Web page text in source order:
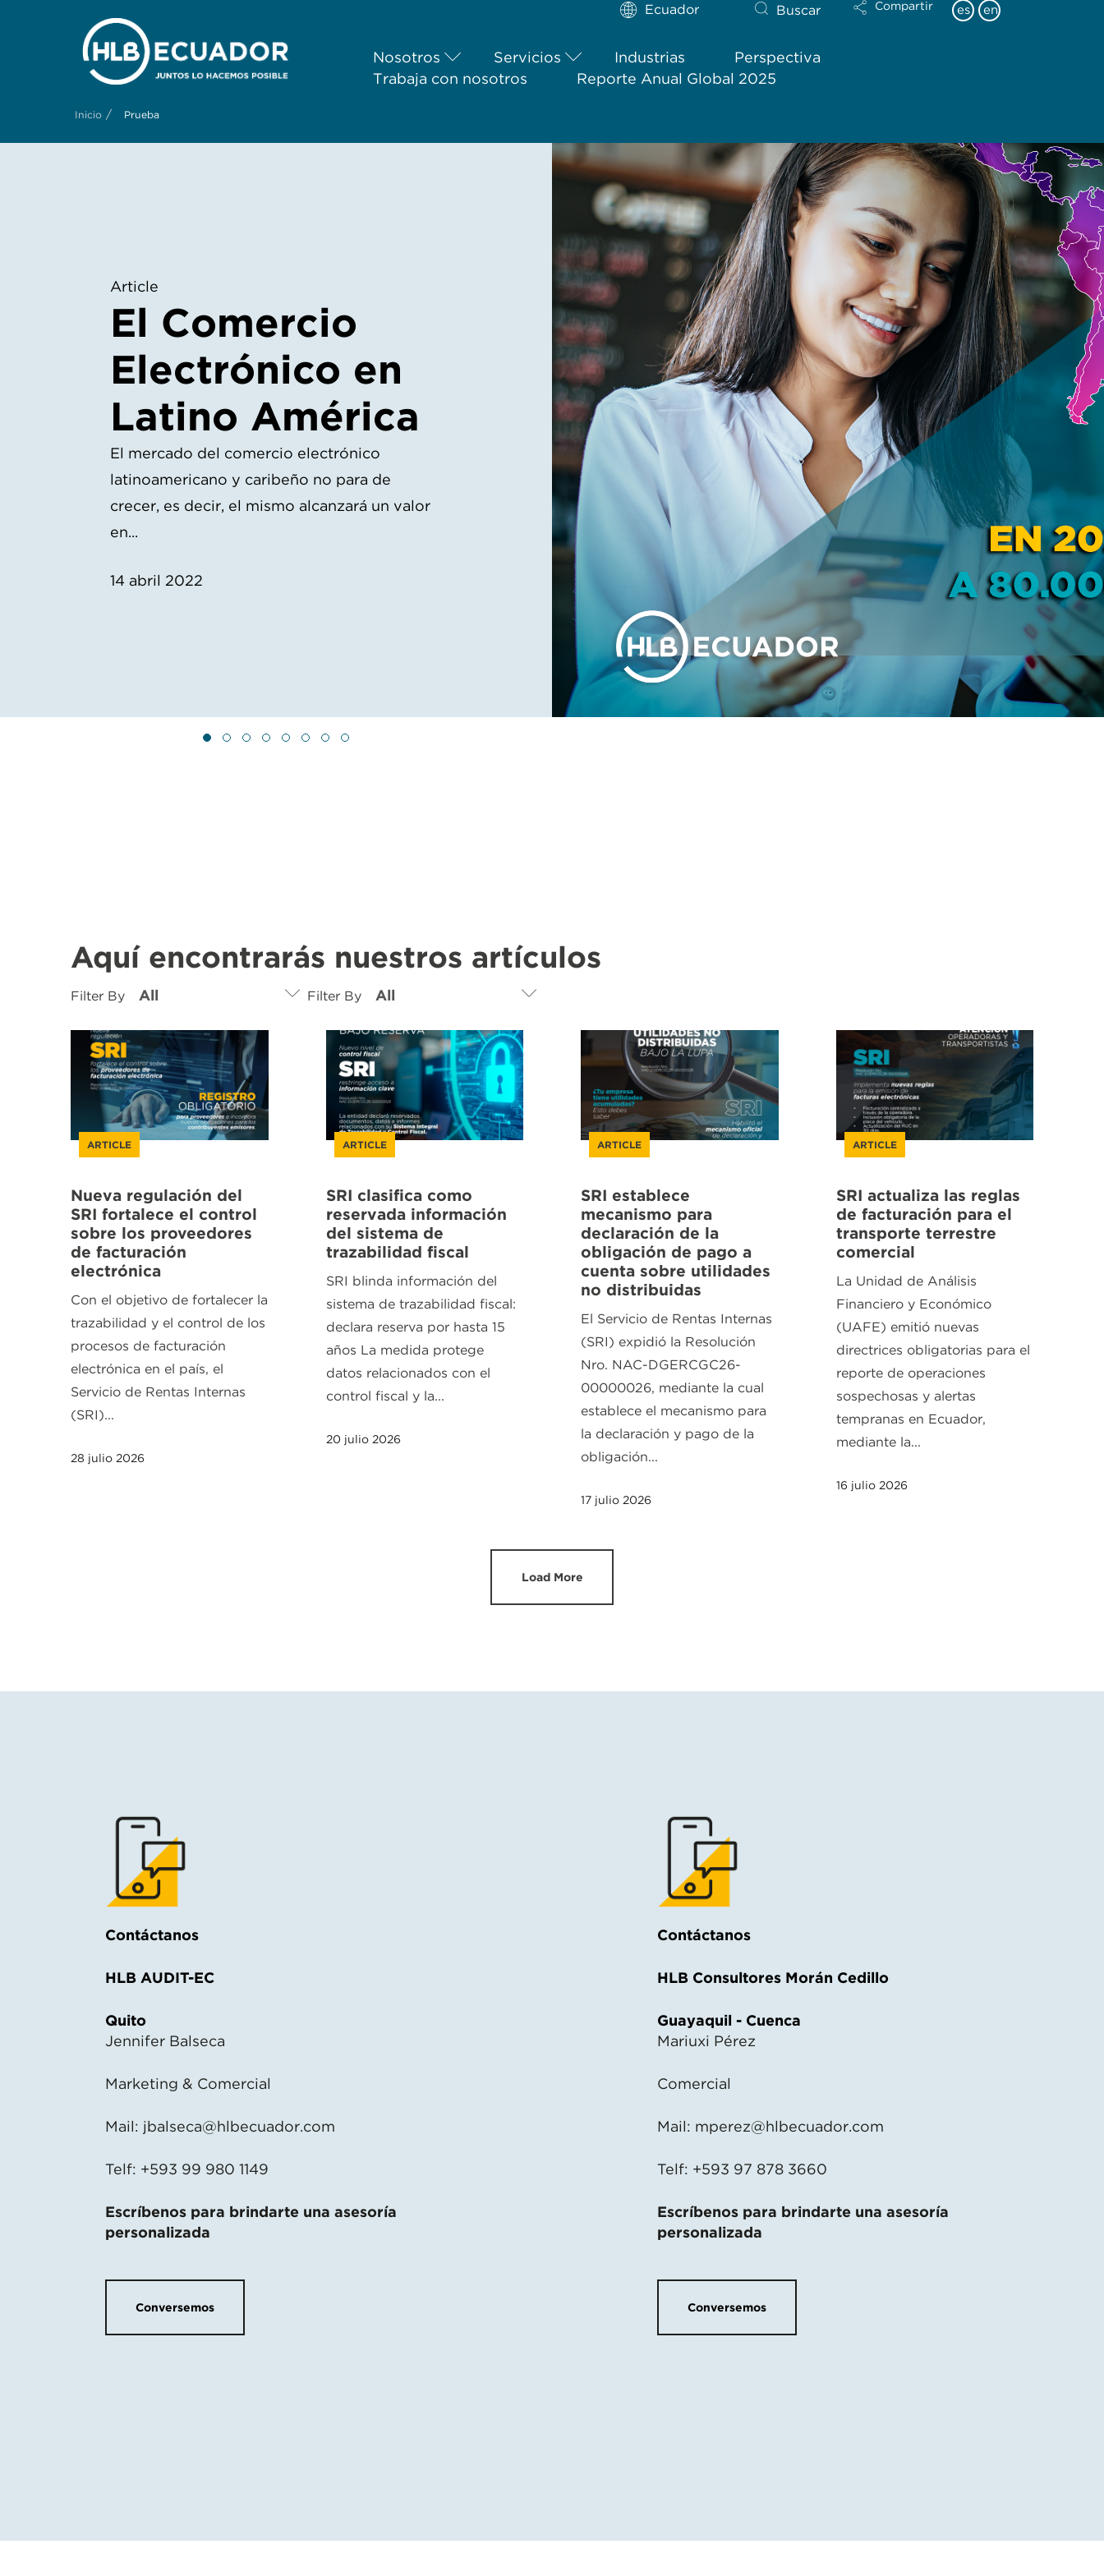
Ecuador Buscar Compartir es en
Nosotros Servicios Industrias
Perspectiva
Trabaja con nosotros
Reporte Anual Global 2025
Inicio / Prueba
Article
El Comercio
Electrónico en
Latino América
El mercado del comercio electrónico
latinoamericano y caribeño no para de
crecer, es decir, el mismo alcanzará un valor
en...
14 abril 2022
Aquí encontrarás nuestros artículos
Filter By Filter By
ARTICLE
Nueva regulación del
SRI fortalece el control
sobre los proveedores
de facturación
electrónica
Con el objetivo de fortalecer la
trazabilidad y el control de los
procesos de facturación
electrónica en el país, el
Servicio de Rentas Internas
(SRI)...
28 julio 2026
ARTICLE
SRI clasifica como
reservada información
del sistema de
trazabilidad fiscal
SRI blinda información del
sistema de trazabilidad fiscal:
declara reserva por hasta 15
años La medida protege
datos relacionados con el
control fiscal y la...
20 julio 2026
ARTICLE
SRI establece
mecanismo para
declaración de la
obligación de pago a
cuenta sobre utilidades
no distribuidas
El Servicio de Rentas Internas
(SRI) expidió la Resolución
Nro. NAC-DGERCGC26-
00000026, mediante la cual
establece el mecanismo para
la declaración y pago de la
obligación...
17 julio 2026
ARTICLE
SRI actualiza las reglas
de facturación para el
transporte terrestre
comercial
La Unidad de Análisis
Financiero y Económico
(UAFE) emitió nuevas
directrices obligatorias para el
reporte de operaciones
sospechosas y alertas
tempranas en Ecuador,
mediante la...
16 julio 2026
Load More
Contáctanos
HLB AUDIT-EC
Quito
Jennifer Balseca
Marketing & Comercial
Mail: jbalseca@hlbecuador.com
Telf: +593 99 980 1149
Escríbenos para brindarte una asesoría
personalizada
Conversemos
Contáctanos
HLB Consultores Morán Cedillo
Guayaquil - Cuenca
Mariuxi Pérez
Comercial
Mail: mperez@hlbecuador.com
Telf: +593 97 878 3660
Escríbenos para brindarte una asesoría
personalizada
Conversemos